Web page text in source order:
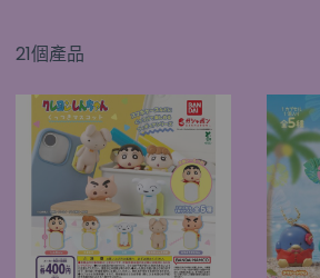
21個產品